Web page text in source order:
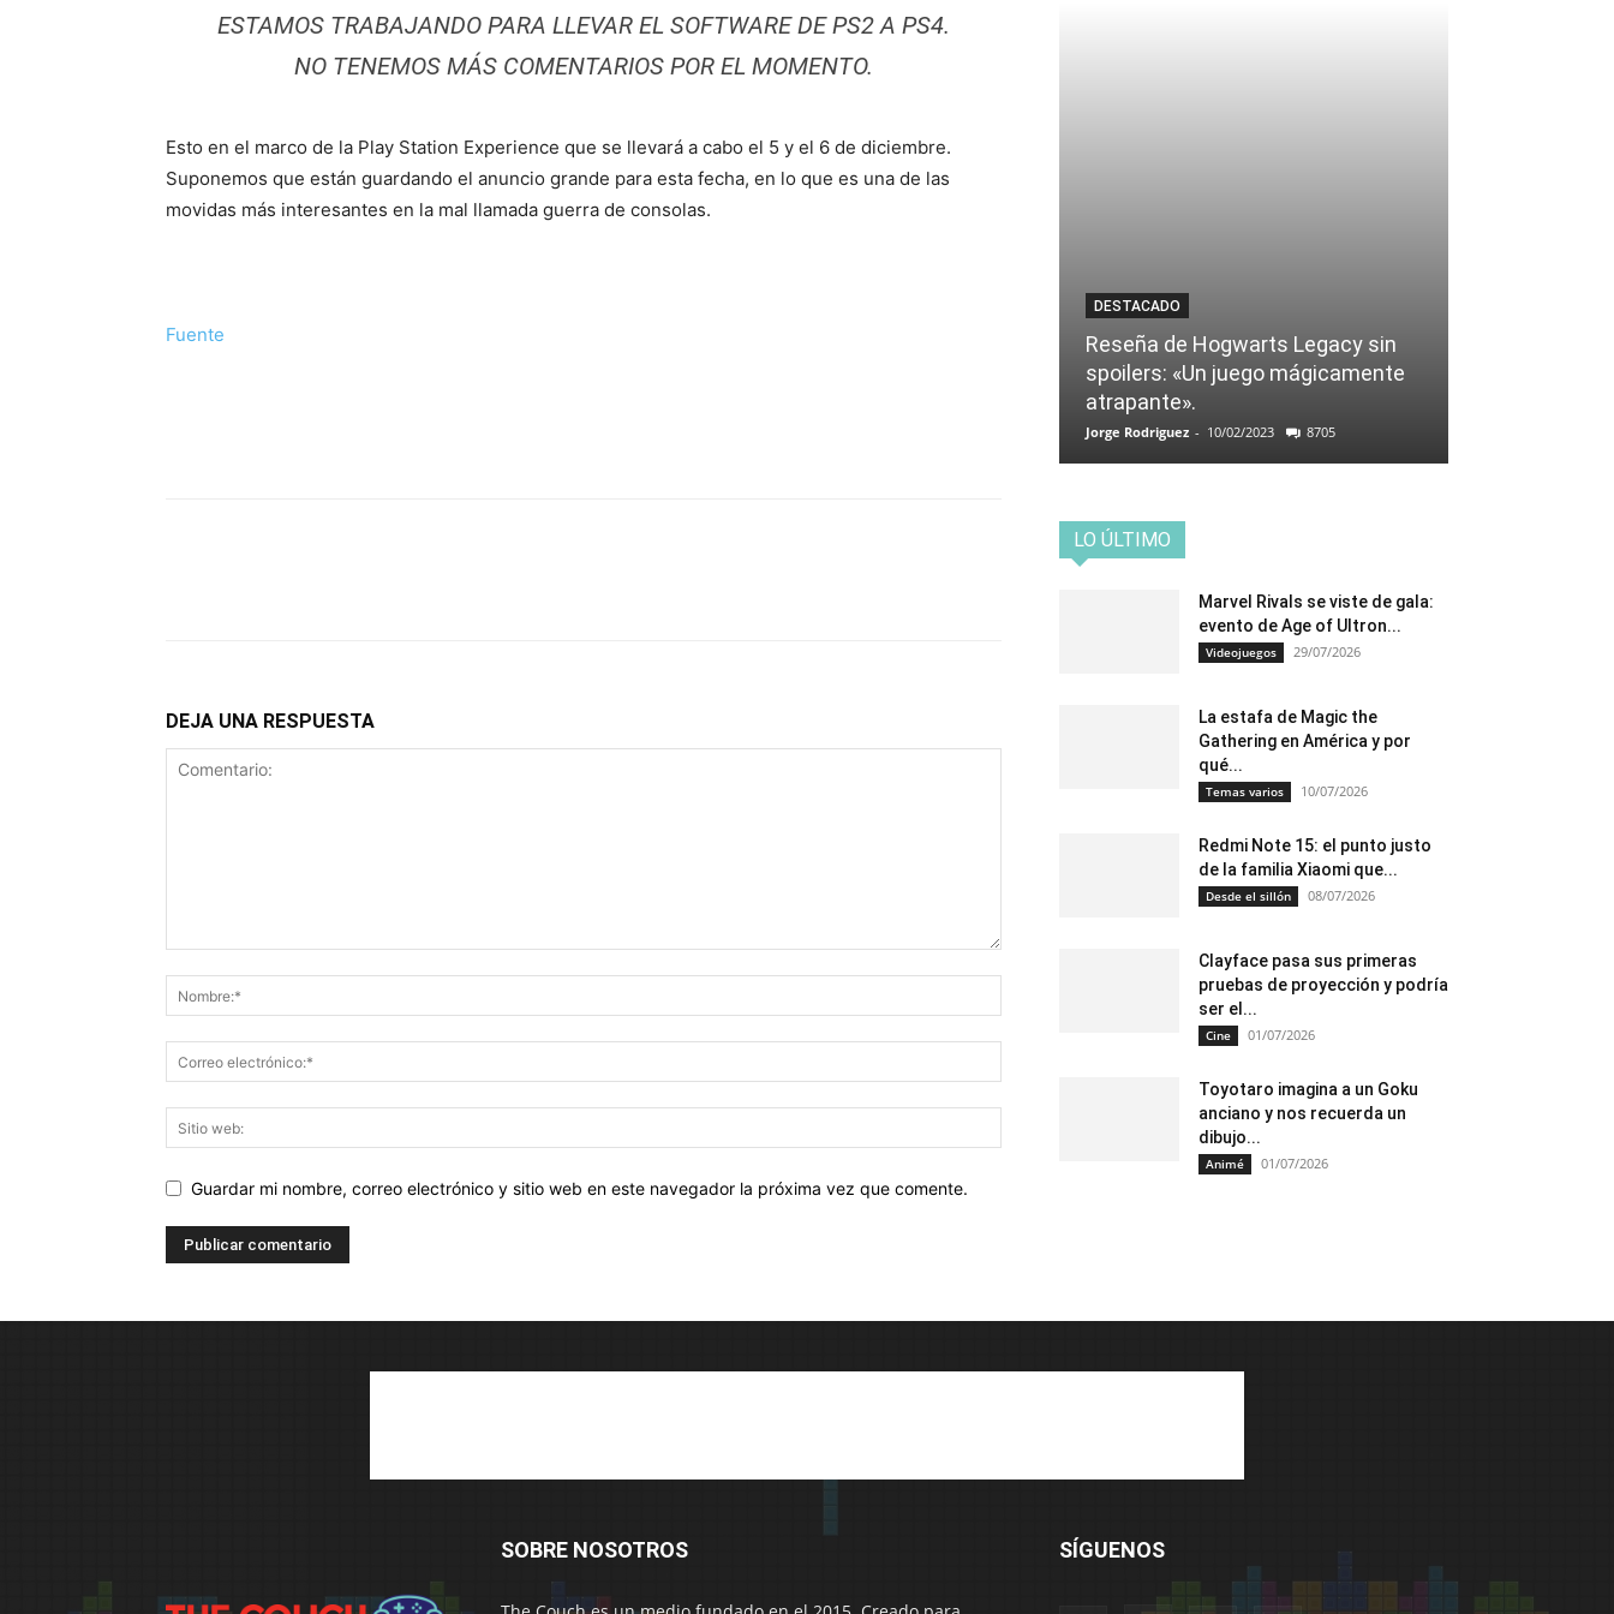
ESTAMOS TRABAJANDO PARA LLEVAR EL SOFTWARE DE PS2 A PS4.
NO TENEMOS MÁS COMENTARIOS POR EL MOMENTO.
Esto en el marco de la Play Station Experience que se llevará a cabo el 5 y el 6 de diciembre.
Suponemos que están guardando el anuncio grande para esta fecha, en lo que es una de las
movidas más interesantes en la mal llamada guerra de consolas.
Fuente
DEJA UNA RESPUESTA
Guardar mi nombre, correo electrónico y sitio web en este navegador la próxima vez que comente.
DESTACADO
Reseña de Hogwarts Legacy sin
spoilers: «Un juego mágicamente
atrapante».
Jorge Rodriguez - 10/02/2023 8705
LO ÚLTIMO
Marvel Rivals se viste de gala:
evento de Age of Ultron...
Videojuegos 29/07/2026
La estafa de Magic the
Gathering en América y por
qué...
Temas varios 10/07/2026
Redmi Note 15: el punto justo
de la familia Xiaomi que...
Desde el sillón 08/07/2026
Clayface pasa sus primeras
pruebas de proyección y podría
ser el...
Cine 01/07/2026
Toyotaro imagina a un Goku
anciano y nos recuerda un
dibujo...
Animé 01/07/2026
SOBRE NOSOTROS SÍGUENOS